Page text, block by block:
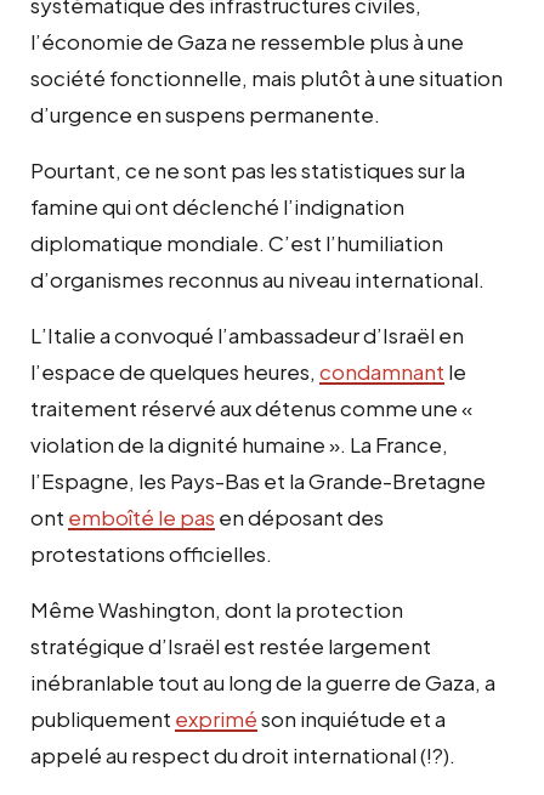
l’économie de Gaza ne ressemble plus à une
société fonctionnelle, mais plutôt à une situation
d’urgence en suspens permanente.
Pourtant, ce ne sont pas les statistiques sur la
famine qui ont déclenché l’indignation
diplomatique mondiale. C’est l’humiliation
d’organismes reconnus au niveau international.
L’Italie a convoqué l’ambassadeur d’Israël en
l’espace de quelques heures, condamnant le
traitement réservé aux détenus comme une «
violation de la dignité humaine ». La France,
l’Espagne, les Pays-Bas et la Grande-Bretagne
ont emboîté le pas en déposant des
protestations officielles.
Même Washington, dont la protection
stratégique d’Israël est restée largement
inébranlable tout au long de la guerre de Gaza, a
publiquement expriméson inquiétude et a
appelé au respect du droit international (!?).